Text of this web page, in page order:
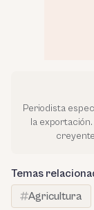
Periodista
la
Temas
Agricultura